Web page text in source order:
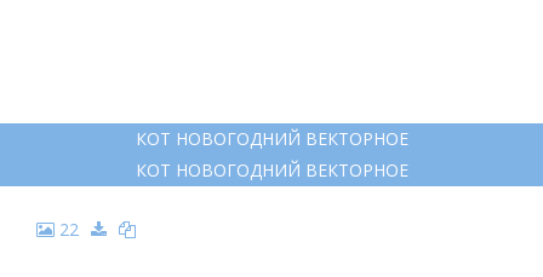
КОТ НОВОГОДНИЙ ВЕКТОРНОЕ
КОТ НОВОГОДНИЙ ВЕКТОРНОЕ
22